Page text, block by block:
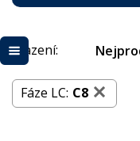
Řazení:
Fáze LC: C8